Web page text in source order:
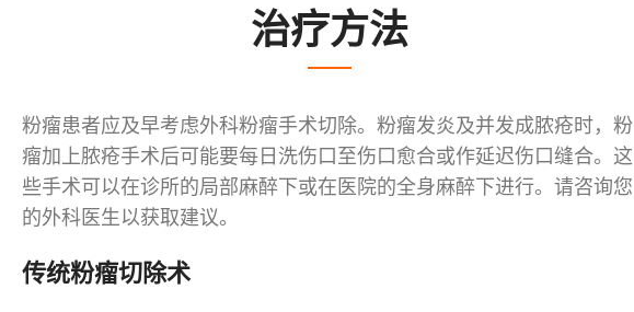
治疗方法
粉瘤患者应及早考虑外科粉瘤手术切除。粉瘤发炎及并发成脓疮时，粉
瘤加上脓疮手术后可能要每日洗伤口至伤口愈合或作延迟伤口缝合。这
些手术可以在诊所的局部麻醉下或在医院的全身麻醉下进行。请咨询您
的外科医生以获取建议。
传统粉瘤切除术